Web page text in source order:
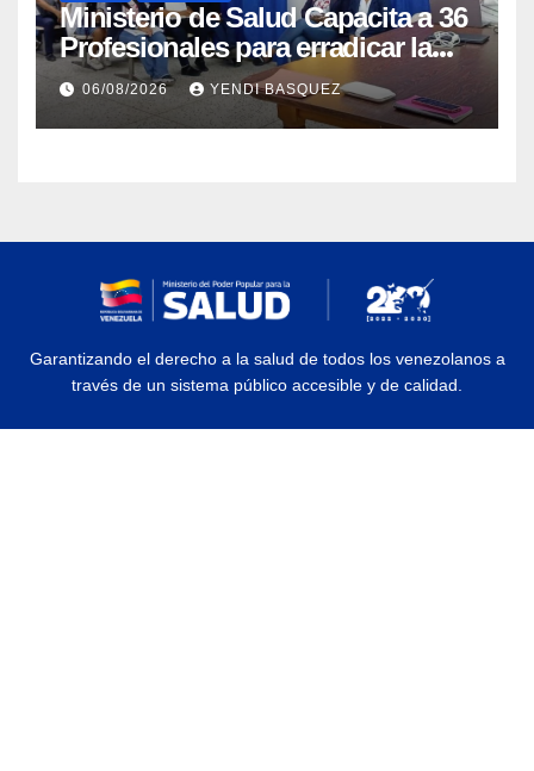
Ministerio de Salud Capacita a 36
Profesionales para erradicar la
Tuberculosis en Yaracuy
06/08/2026 YENDI BASQUEZ
Garantizando el derecho a la salud de todos los venezolanos a
través de un sistema público accesible y de calidad.